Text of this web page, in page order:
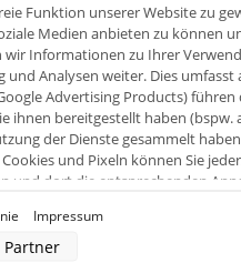
Funktion unserer Website zu
Medien anbieten zu können
wir Informationen zu Ihrer
und Analysen weiter. Dies
Advertising Products)
ihnen bereitgestellt haben
der Dienste gesammelt
und Pixeln können Sie
und dort die entsprechenden
durch unsere Partner:
Zugriff auf Informationen auf einem
Impressum
Partner